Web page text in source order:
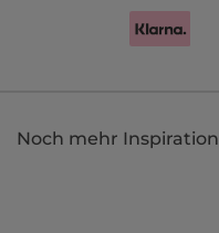
Noch mehr Inspiration